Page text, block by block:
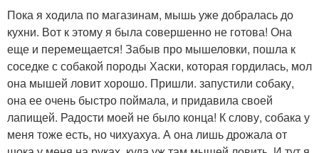
Пока я ходила по магазинам, мышь уже добралась до
кухни. Вот к этому я была совершенно не готова! Она
еще и перемещается! Забыв про мышеловки, пошла к
соседке с собакой породы Хаски, которая гордилась, мол
она мышей ловит хорошо. Пришли. запустили собаку,
она ее очень быстро поймала, и придавила своей
лапищей. Радости моей не было конца! К слову, собака у
меня тоже есть, но чихуахуа. А она лишь дрожала от